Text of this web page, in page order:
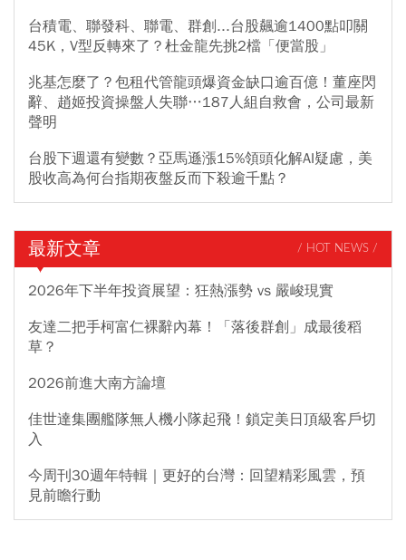
台積電、聯發科、聯電、群創...台股飆逾1400點叩關
45K，V型反轉來了？杜金龍先挑2檔「便當股」
兆基怎麼了？包租代管龍頭爆資金缺口逾百億！董座閃
辭、趙姬投資操盤人失聯…187人組自救會，公司最新
聲明
台股下週還有變數？亞馬遜漲15%領頭化解AI疑慮，美
股收高為何台指期夜盤反而下殺逾千點？
最新文章 / HOT NEWS /
2026年下半年投資展望：狂熱漲勢 vs 嚴峻現實
友達二把手柯富仁裸辭內幕！「落後群創」成最後稻
草？
2026前進大南方論壇
佳世達集團艦隊無人機小隊起飛！鎖定美日頂級客戶切
入
今周刊30週年特輯｜更好的台灣：回望精彩風雲，預
見前瞻行動